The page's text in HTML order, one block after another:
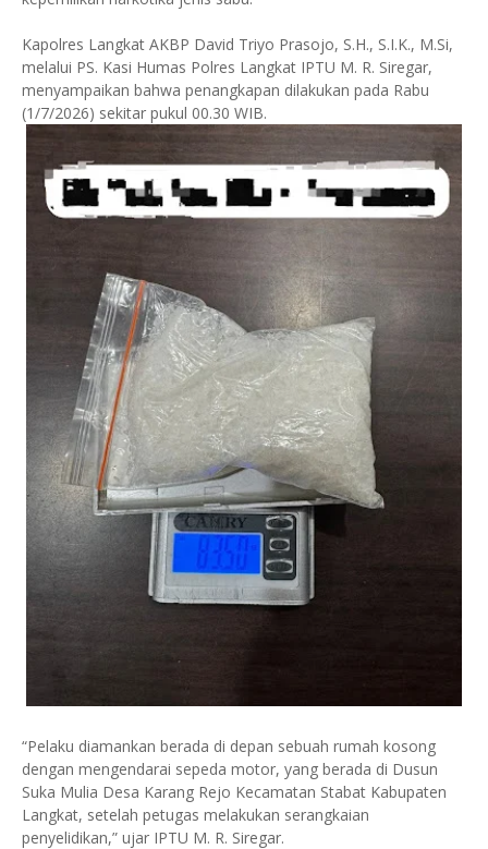
Kapolres Langkat AKBP David Triyo Prasojo, S.H., S.I.K., M.Si,
melalui PS. Kasi Humas Polres Langkat IPTU M. R. Siregar,
menyampaikan bahwa penangkapan dilakukan pada Rabu
(1/7/2026) sekitar pukul 00.30 WIB.
“Pelaku diamankan berada di depan sebuah rumah kosong
dengan mengendarai sepeda motor, yang berada di Dusun
Suka Mulia Desa Karang Rejo Kecamatan Stabat Kabupaten
Langkat, setelah petugas melakukan serangkaian
penyelidikan,” ujar IPTU M. R. Siregar.